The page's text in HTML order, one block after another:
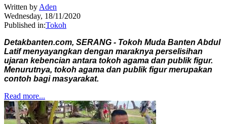
Written by Aden
Wednesday, 18/11/2020
Published in:Tokoh
Detakbanten.com, SERANG - Tokoh Muda Banten Abdul
Latif menyayangkan dengan maraknya perselisihan
ujaran kebencian antara tokoh agama dan publik figur.
Menurutnya, tokoh agama dan publik figur merupakan
contoh bagi masyarakat.
Read more...